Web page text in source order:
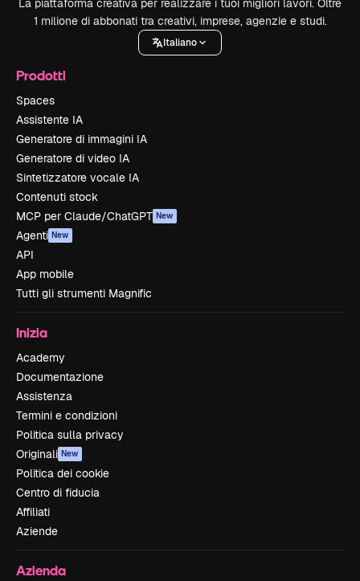
La piattaforma creativa per realizzare i tuoi migliori lavori. Oltre
1 milione di abbonati tra creativi, imprese, agenzie e studi.
Italiano
Prodotti
Spaces
Assistente IA
Generatore di immagini IA
Generatore di video IA
Sintetizzatore vocale IA
Contenuti stock
MCP per Claude/ChatGPT New
Agenti New
API
App mobile
Tutti gli strumenti Magnific
Inizia
Academy
Documentazione
Assistenza
Termini e condizioni
Politica sulla privacy
Originali New
Politica dei cookie
Centro di fiducia
Affiliati
Aziende
Azienda